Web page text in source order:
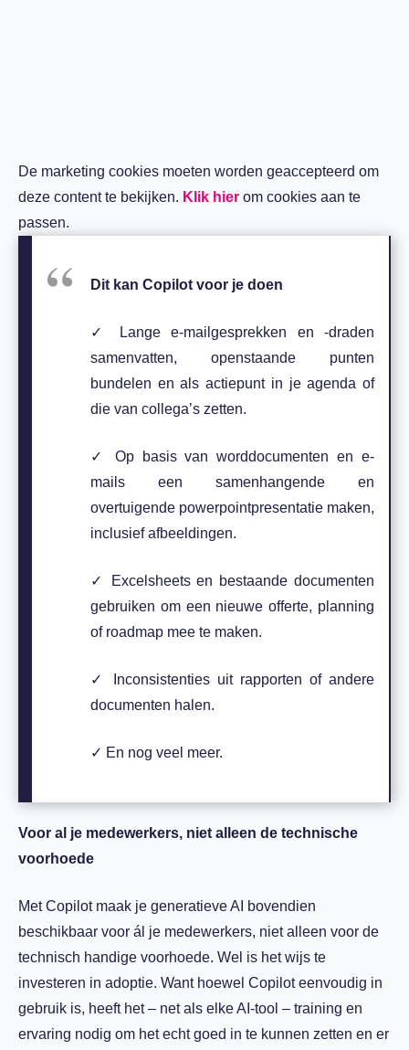
De marketing cookies moeten worden geaccepteerd om
deze content te bekijken. Klik hier om cookies aan te
passen.
Dit kan Copilot voor je doen
✓
Lange e-mailgesprekken en -draden
samenvatten, openstaande punten
bundelen en als actiepunt in je agenda of
die van collega’s zetten.
✓
Op basis van worddocumenten en e-
mails een samenhangende en
overtuigende powerpointpresentatie maken,
inclusief afbeeldingen.
✓
Excelsheets en bestaande documenten
gebruiken om een nieuwe offerte, planning
of roadmap mee te maken.
✓
Inconsistenties uit rapporten of andere
documenten halen.
✓ En nog veel meer.
Voor al je medewerkers, niet alleen de technische
voorhoede
Met Copilot maak je generatieve AI bovendien
beschikbaar voor ál je medewerkers, niet alleen voor de
technisch handige voorhoede. Wel is het wijs te
investeren in adoptie. Want hoewel Copilot eenvoudig in
gebruik is, heeft het – net als elke AI-tool – training en
ervaring nodig om het echt goed in te kunnen zetten en er